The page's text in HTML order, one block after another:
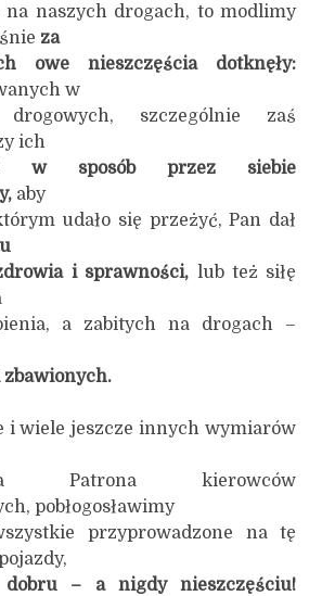
na naszych drogach, to modlimy
za
owe nieszczęścia dotknęły:
w
drogowych, szczególnie zaś
ich
w sposób przez siebie
aby
udało się przeżyć, Pan dał
i sprawności, lub też siłę
a zabitych na drogach –
zbawionych.
i wiele jeszcze innych wymiarów
Patrona kierowców
pobłogosławimy
przyprowadzone na tę
dobru – a nigdy nieszczęściu!